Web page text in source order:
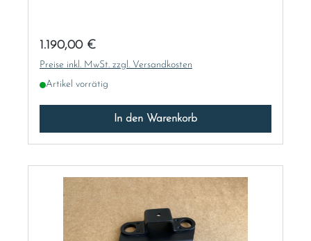
Regulärer Preis:
1.190,00 €
Preise inkl. MwSt. zzgl. Versandkosten
Artikel vorrätig
In den Warenkorb